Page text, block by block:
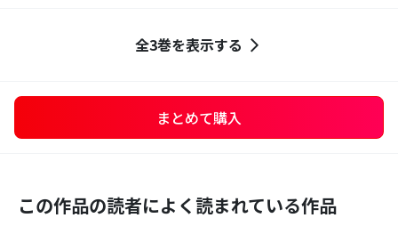
全3巻を表示する
まとめて購入
この作品の読者によく読まれている作品